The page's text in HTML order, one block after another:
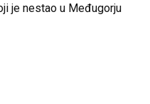
je nestao u Međugorju